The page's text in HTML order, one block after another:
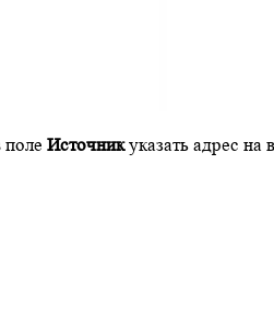
поле Источникуказать адрес на